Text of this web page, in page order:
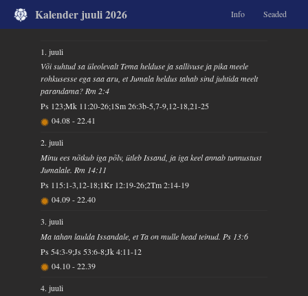
Kalender juuli 2026 Info Seaded
1. juuli
Või suhtud sa üleolevalt Tema helduse ja sallivuse ja pika meele
rohkusesse ega saa aru, et Jumala heldus tahab sind juhtida meelt
parandama? Rm 2:4
Ps 123;Mk 11:20-26;1Sm 26:3b-5,7-9,12-18,21-25
04.08-22.41
2. juuli
Minu ees nõtkub iga põlv, ütleb Issand, ja iga keel annab tunnustust
Jumalale. Rm 14:11
Ps 115:1-3,12-18;1Kr 12:19-26;2Tm 2:14-19
04.09-22.40
3. juuli
Ma tahan laulda Issandale, et Ta on mulle head teinud. Ps 13:6
Ps 54:3-9;Js 53:6-8;Jk 4:11-12
04.10-22.39
4. juuli